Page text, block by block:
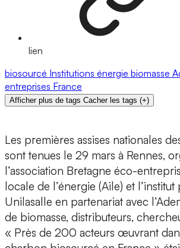
lien
biosourcé Institutions énergie biomasse
entreprises France
Afficher plus de tags Cacher les tags (+)
Les premières assises nationales
sont tenues le 29 mars à Rennes,
l’association Bretagne éco-
locale de l’énergie (Aile) et
Unilasalle en partenariat avec
de biomasse, distributeurs,
« Près de 200 acteurs œuvrant